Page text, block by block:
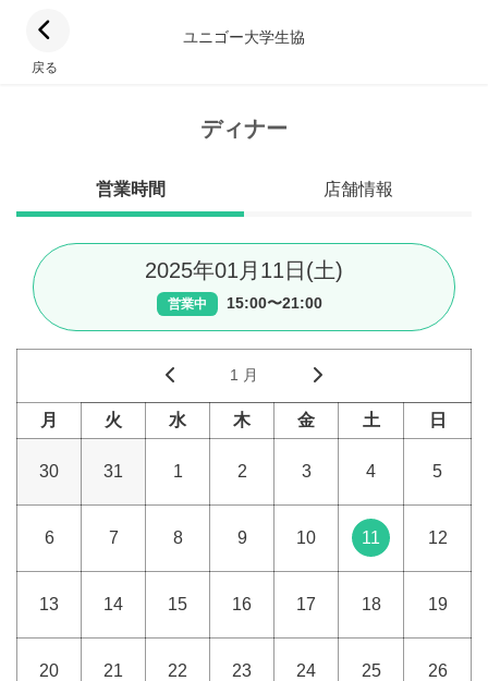
戻る
ユニゴー大学生協
ディナー
営業時間 店舗情報
2025年01月11日(土)
営業中 15:00〜21:00
1 月
月 火 水 木 金 土 日
30 31 1 2 3 4 5
6 7 8 9 10 11 12
13 14 15 16 17 18 19
20 21 22 23 24 25 26